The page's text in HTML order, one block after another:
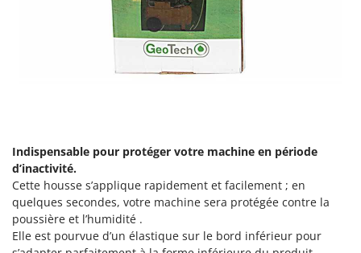
Tellarini Pompe
Telwin
Tenco
Tineco
Titania
Indispensable pour protéger votre machine en période
d’inactivité.
Cette housse s’applique rapidement et facilement ; en
quelques secondes, votre machine sera protégée contre la
poussière et l’humidité .
Elle est pourvue d’un élastique sur le bord inférieur pour